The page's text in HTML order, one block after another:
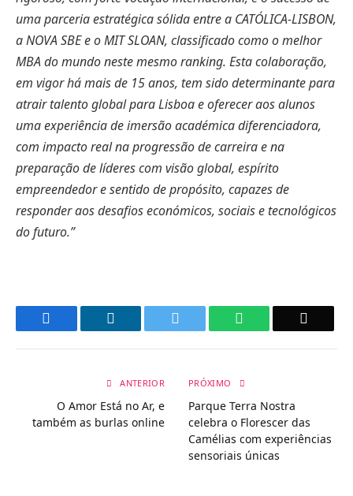
uma parceria estratégica sólida entre a CATÓLICA-LISBON,
a NOVA SBE e o MIT SLOAN, classificado como o melhor
MBA do mundo neste mesmo ranking. Esta colaboração,
em vigor há mais de 15 anos, tem sido determinante para
atrair talento global para Lisboa e oferecer aos alunos
uma experiência de imersão académica diferenciadora,
com impacto real na progressão de carreira e na
preparação de líderes com visão global, espírito
empreendedor e sentido de propósito, capazes de
responder aos desafios económicos, sociais e tecnológicos
do futuro.”
WhatsApp
ANTERIOR
O Amor Está no Ar, e
também as burlas online
PRÓXIMO
Parque Terra Nostra
celebra o Florescer das
Camélias com experiências
sensoriais únicas